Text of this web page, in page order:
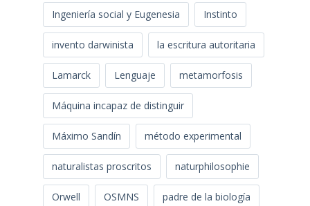
Ingeniería social y Eugenesia Instinto
invento darwinista la escritura autoritaria
Lamarck Lenguaje metamorfosis
Máquina incapaz de distinguir
Máximo Sandín método experimental
naturalistas proscritos naturphilosophie
Orwell OSMNS padre de la biología